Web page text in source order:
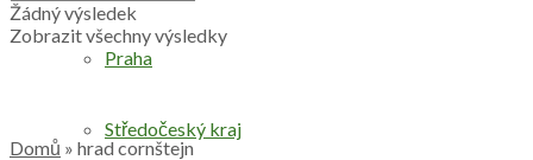
Praha
Středočeský kraj
Žádný výsledek
Zobrazit všechny výsledky
Domů » hrad cornštejn